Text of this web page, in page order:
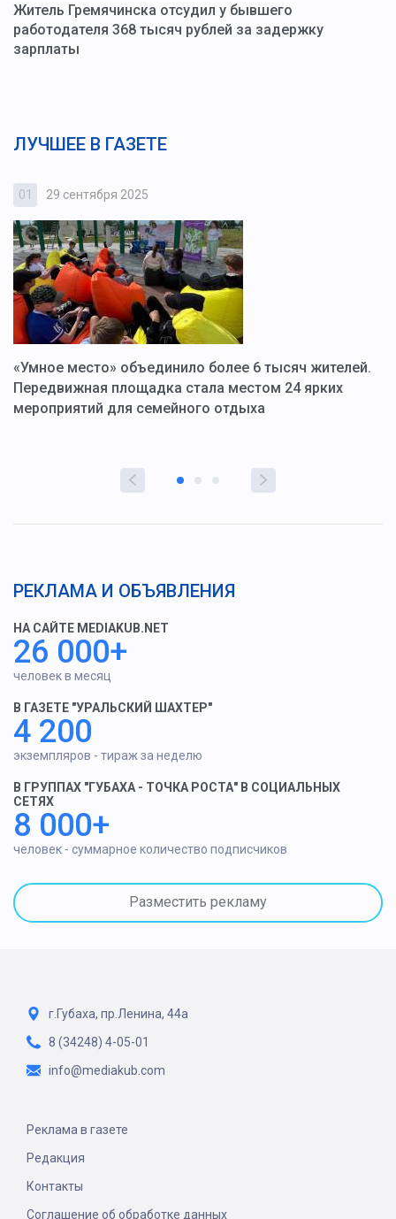
Житель Гремячинска отсудил у бывшего
работодателя 368 тысяч рублей за задержку
зарплаты
ЛУЧШЕЕ В ГАЗЕТЕ
01 29 сентября 2025
«Умное место» объединило более 6 тысяч жителей.
Передвижная площадка стала местом 24 ярких
мероприятий для семейного отдыха
РЕКЛАМА И ОБЪЯВЛЕНИЯ
НА САЙТЕ MEDIAKUB.NET
26 000+
человек в месяц
В ГАЗЕТЕ "УРАЛЬСКИЙ ШАХТЕР"
4 200
экземпляров - тираж за неделю
В ГРУППАХ "ГУБАХА - ТОЧКА РОСТА" В СОЦИАЛЬНЫХ
СЕТЯХ
8 000+
человек - суммарное количество подписчиков
Разместить рекламу
г.Губаха, пр.Ленина, 44а
8 (34248) 4-05-01
info@mediakub.com
Реклама в газете
Редакция
Контакты
Соглашение об обработке данных